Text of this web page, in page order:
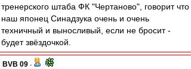
тренерского штаба ФК "Чертаново", говорит что
наш японец Синадзука очень и очень
техничный и выносливый, если не бросит -
будет звёздочкой.
BVB 09 -